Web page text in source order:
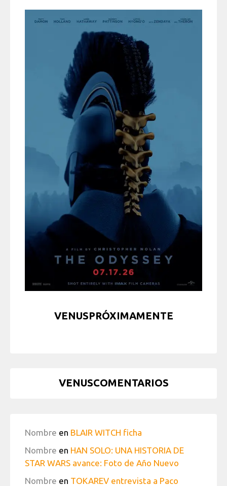
VENUSPRÓXIMAMENTE
VENUSCOMENTARIOS
Nombre en BLAIR WITCH ficha
Nombre en HAN SOLO: UNA HISTORIA DE
STAR WARS avance: Foto de Año Nuevo
Nombre en TOKAREV entrevista a Paco